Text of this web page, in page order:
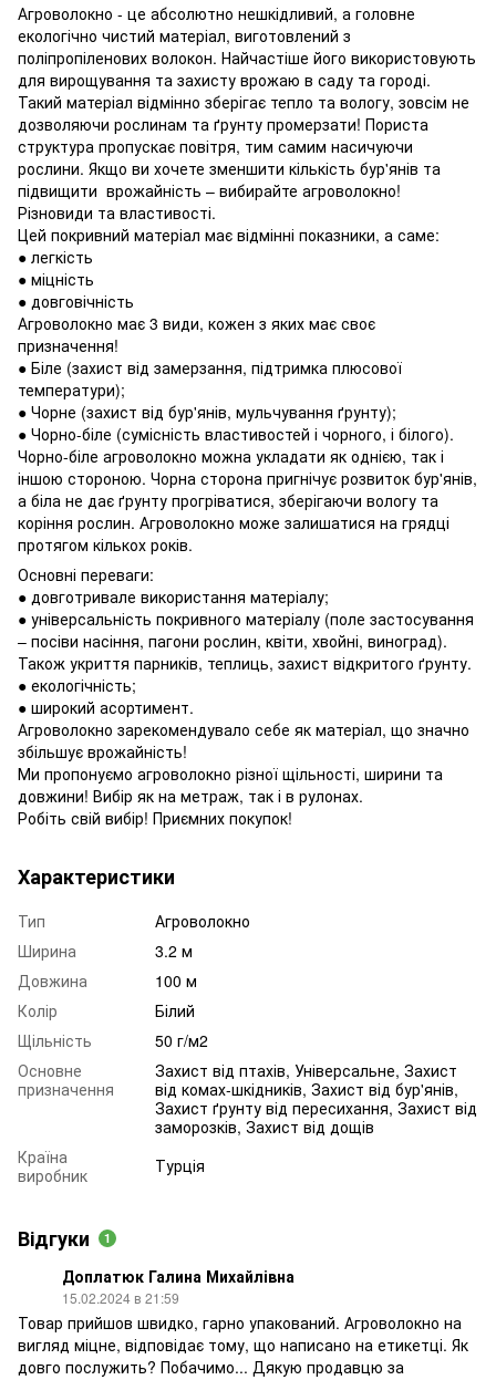
Агроволокно - це абсолютно нешкідливий, а головне
екологічно чистий матеріал, виготовлений з
поліпропіленових волокон. Найчастіше його використовують
для вирощування та захисту врожаю в саду та городі.
Такий матеріал відмінно зберігає тепло та вологу, зовсім не
дозволяючи рослинам та ґрунту промерзати! Пориста
структура пропускає повітря, тим самим насичуючи
рослини. Якщо ви хочете зменшити кількість бур'янів та
підвищити врожайність – вибирайте агроволокно!
Різновиди та властивості.
Цей покривний матеріал має відмінні показники, а саме:
● легкість
● міцність
● довговічність
Агроволокно має 3 види, кожен з яких має своє
призначення!
● Біле (захист від замерзання, підтримка плюсової
температури);
● Чорне (захист від бур'янів, мульчування ґрунту);
● Чорно-біле (сумісність властивостей і чорного, і білого).
Чорно-біле агроволокно можна укладати як однією, так і
іншою стороною. Чорна сторона пригнічує розвиток бур'янів,
а біла не дає ґрунту прогріватися, зберігаючи вологу та
коріння рослин. Агроволокно може залишатися на грядці
протягом кількох років.
Основні переваги:
● довготривале використання матеріалу;
● універсальність покривного матеріалу (поле застосування
– посіви насіння, пагони рослин, квіти, хвойні, виноград).
Також укриття парників, теплиць, захист відкритого ґрунту.
● екологічність;
● широкий асортимент.
Агроволокно зарекомендувало себе як матеріал, що значно
збільшує врожайність!
Ми пропонуємо агроволокно різної щільності, ширини та
довжини! Вибір як на метраж, так і в рулонах.
Робіть свій вибір! Приємних покупок!
Характеристики
Тип
Агроволокно
Ширина
3.2 м
Довжина
100 м
Колір
Білий
Щільність
50 г/м2
Основне
призначення
Захист від птахів, Універсальне, Захист
від комах-шкідників, Захист від бур'янів,
Захист ґрунту від пересихання, Захист від
заморозків, Захист від дощів
Країна
виробник
Турція
Відгуки 1
Доплатюк Галина Михайлівна
15.02.2024 в 21:59
Товар прийшов швидко, гарно упакований. Агроволокно на
вигляд міцне, відповідає тому, що написано на етикетці. Як
довго послужить? Побачимо... Дякую продавцю за